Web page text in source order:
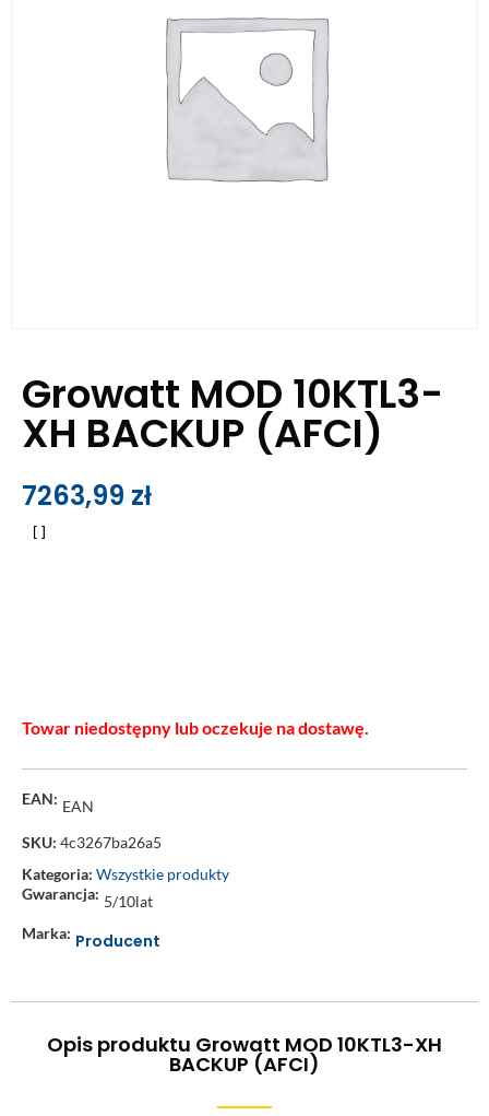
Growatt MOD 10KTL3-
XH BACKUP (AFCI)
7263,99 zł
Towar niedostępny lub oczekuje na dostawę.
EAN: EAN
SKU: 4c3267ba26a5
Kategoria: Wszystkie produkty
Gwarancja: 5/10lat
Marka: Producent
Opis produktu Growatt MOD 10KTL3-XH
BACKUP (AFCI)